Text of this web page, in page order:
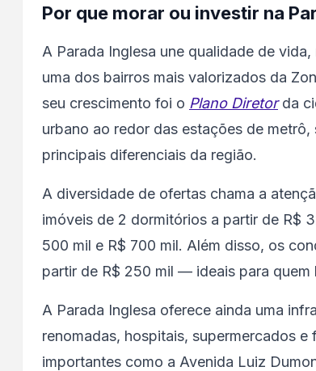
Por que morar ou investir na
A Parada Inglesa une qualidade de
uma dos bairros mais valorizados da
seu crescimento foi o Plano Diretorda
urbano ao redor das estações de
principais diferenciais da região.
A diversidade de ofertas chama a
imóveis de 2 dormitórios a partir de R$
500 mil e R$ 700 mil. Além disso, os
partir de R$ 250 mil — ideais para quem
A Parada Inglesa oferece ainda uma
renomadas, hospitais, supermercados
importantes como a Avenida Luiz